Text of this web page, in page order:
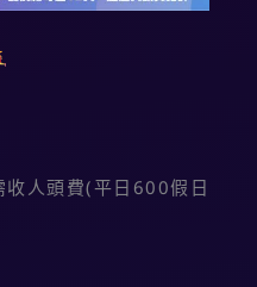
收人頭費(平日600假日